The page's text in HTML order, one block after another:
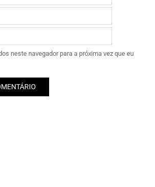
neste navegador para a próxima vez que eu